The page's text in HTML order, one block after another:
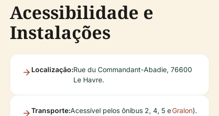
Acessibilidade e
Instalações
Localização:Rue du Commandant-Abadie, 76600
Le Havre.
Transporte:Acessível pelos ônibus 2, 4, 5 eGralon).